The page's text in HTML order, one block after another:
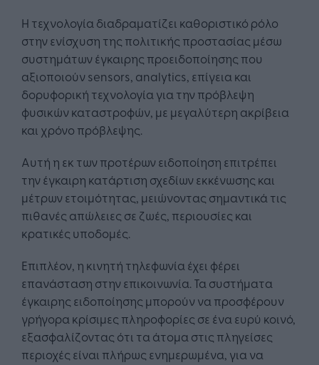
Η τεχνολογία διαδραματίζει καθοριστικό ρόλο
στην ενίσχυση της πολιτικής προστασίας μέσω
συστημάτων έγκαιρης προειδοποίησης που
αξιοποιούν sensors, analytics, επίγεια και
δορυφορική τεχνολογία για την πρόβλεψη
φυσικών καταστροφών, με μεγαλύτερη ακρίβεια
και χρόνο πρόβλεψης.
Αυτή η εκ των προτέρων ειδοποίηση επιτρέπει
την έγκαιρη κατάρτιση σχεδίων εκκένωσης και
μέτρων ετοιμότητας, μειώνοντας σημαντικά τις
πιθανές απώλειες σε ζωές, περιουσίες και
κρατικές υποδομές.
Επιπλέον, η κινητή τηλεφωνία έχει φέρει
επανάσταση στην επικοινωνία. Τα συστήματα
έγκαιρης ειδοποίησης μπορούν να προσφέρουν
γρήγορα κρίσιμες πληροφορίες σε ένα ευρύ κοινό,
εξασφαλίζοντας ότι τα άτομα στις πληγείσες
περιοχές είναι πλήρως ενημερωμένα, για να